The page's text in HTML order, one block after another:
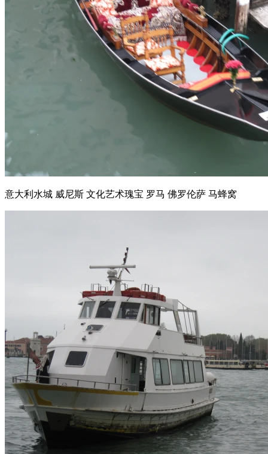
意大利水城 威尼斯 文化艺术瑰宝 罗马 佛罗伦萨 马蜂窝